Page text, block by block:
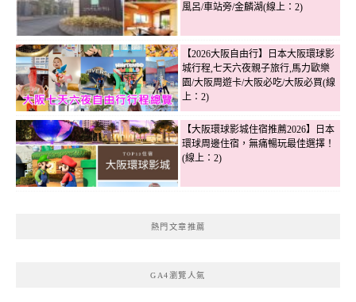
風呂/車站旁/金麟湖(線上：2)
【2026大阪自由行】日本大阪環球影
城行程,七天六夜親子旅行,馬力歐樂
園/大阪周遊卡/大阪必吃/大阪必買(線
上：2)
【大阪環球影城住宿推薦2026】日本
環球周邊住宿，無痛暢玩最佳選擇！
(線上：2)
熱門文章推薦
GA4瀏覽人氣